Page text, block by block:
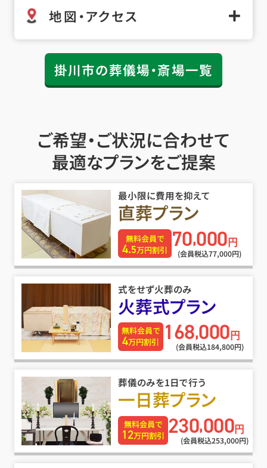
地図・アクセス
掛川市の葬儀場・斎場一覧
ご希望・ご状況に合わせて
最適なプランをご提案
最小限に費用を抑えて
直葬プラン
無料会員で
4.5万円割引 70,000 円
(会員税込77,000円)
式をせず火葬のみ
火葬式プラン
無料会員で
4万円割引 168,000 円
(会員税込184,800円)
葬儀のみを1日で行う
一日葬プラン
無料会員で
12万円割引 230,000円
(会員税込253,000円)